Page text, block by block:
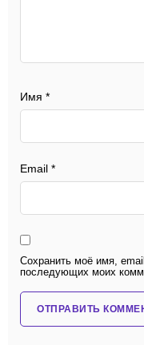
Имя *
Email *
Сохранить моё имя,
последующих моих